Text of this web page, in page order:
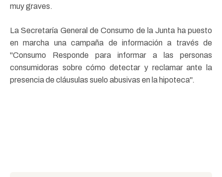
muy graves.
La Secretaría General de Consumo de la Junta ha puesto
en marcha una campaña de información a través de
"Consumo Responde para informar a las personas
consumidoras sobre cómo detectar y reclamar ante la
presencia de cláusulas suelo abusivas en la hipoteca".